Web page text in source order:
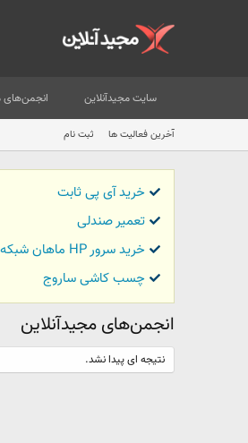
سایت مجیدآنلاین انجمن‌های
آخرین فعالیت ها ثبت نام
خرید آی پی ثابت
تعمیر صندلی
خرید سرور HP ماهان شبکه
چسب کاشی ساروج
انجمن‌های مجیدآنلاین
نتیجه ای پیدا نشد.